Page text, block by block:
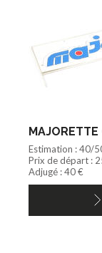
MAJORETTE
Estimation : 40/
Prix de départ :
Adjugé : 40 €